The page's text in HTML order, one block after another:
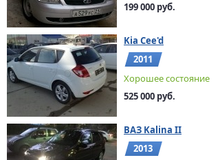
199 000 руб.
Kia Cee'd
2011
Хорошее состояние
525 000 руб.
ВАЗ Kalina II
2013